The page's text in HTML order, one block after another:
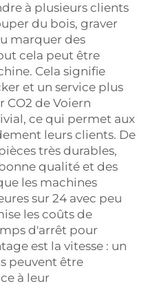
à plusieurs clients
du bois, graver
marquer des
cela peut être
Cela signifie
et un service plus
CO2 de Voiern
ce qui permet aux
leurs clients. De
très durables,
qualité et des
les machines
sur 24 avec peu
les coûts de
d'arrêt pour
est la vitesse : un
peuvent être
à leur